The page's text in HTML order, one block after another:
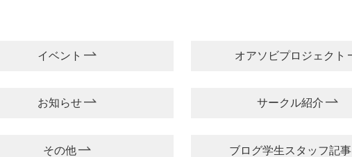
イベント オアソビプロジェクト
お知らせ サークル紹介
その他 ブログ学生スタッフ記事